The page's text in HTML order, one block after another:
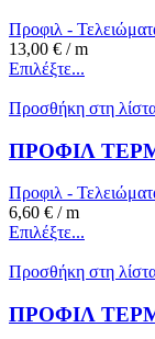
Προφιλ -
13,00 € / m
Επιλέξτε...
Προσθήκη στη
ΠΡΟΦΙΛ
Προφιλ -
6,60 € / m
Επιλέξτε...
Προσθήκη στη
ΠΡΟΦΙΛ